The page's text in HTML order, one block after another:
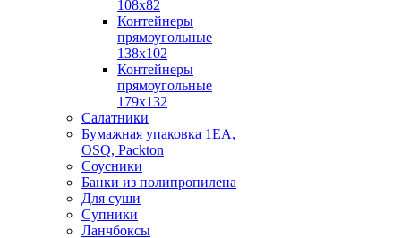
108х82
Контейнеры
прямоугольные
138х102
Контейнеры
прямоугольные
179х132
Салатники
Бумажная упаковка 1ЕА,
OSQ, Packton
Соусники
Банки из полипропилена
Для суши
Супники
Ланчбоксы